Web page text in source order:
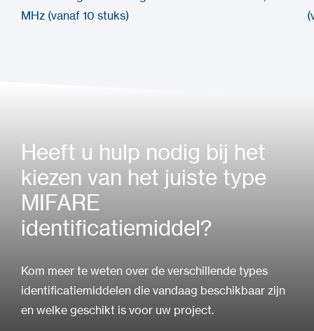
MHz (vanaf 10 stuks)
Heeft u hulp nodig bij het
kiezen van het juiste type
MIFARE
identificatiemiddel?
Kom meer te weten over de verschillende types
identificatiemiddelen die vandaag beschikbaar zijn
en welke geschikt is voor uw project.